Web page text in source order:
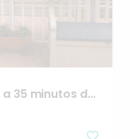
a 35 minutos de